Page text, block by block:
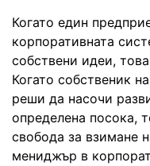
Когато един
корпоративната
собствени идеи,
Когато собственик
реши да насочи
определена посока,
свобода за взимане
мениджър в